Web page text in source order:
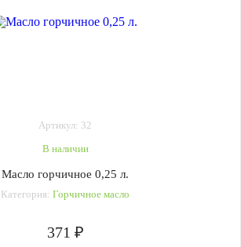
Артикул: 32
В наличии
Масло горчичное 0,25 л.
Категория: Горчичное масло
371 ₽